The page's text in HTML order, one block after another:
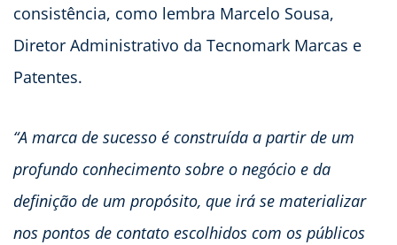
consistência, como lembra Marcelo Sousa,
Diretor Administrativo da Tecnomark Marcas e
Patentes.
“A marca de sucesso é construída a partir de um
profundo conhecimento sobre o negócio e da
definição de um propósito, que irá se materializar
nos pontos de contato escolhidos com os públicos